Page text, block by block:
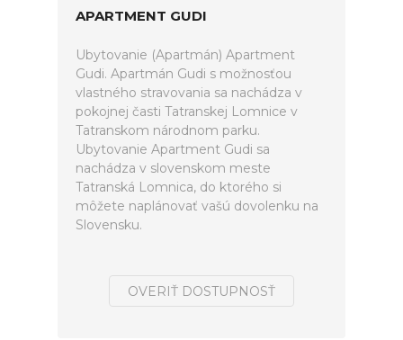
APARTMENT GUDI
Ubytovanie (Apartmán) Apartment
Gudi. Apartmán Gudi s možnosťou
vlastného stravovania sa nachádza v
pokojnej časti Tatranskej Lomnice v
Tatranskom národnom parku.
Ubytovanie Apartment Gudi sa
nachádza v slovenskom meste
Tatranská Lomnica, do ktorého si
môžete naplánovať vašú dovolenku na
Slovensku.
OVERIŤ DOSTUPNOSŤ